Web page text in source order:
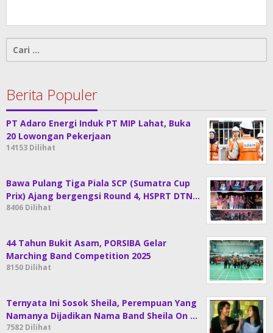
untuk:
Berita Populer
PT Adaro Energi Induk PT MIP Lahat, Buka
20 Lowongan Pekerjaan
14153 Dilihat
Bawa Pulang Tiga Piala SCP (Sumatra Cup
Prix) Ajang bergengsi Round 4, HSPRT DTN…
8406 Dilihat
44 Tahun Bukit Asam, PORSIBA Gelar
Marching Band Competition 2025
8150 Dilihat
Ternyata Ini Sosok Sheila, Perempuan Yang
Namanya Dijadikan Nama Band Sheila On …
7582 Dilihat